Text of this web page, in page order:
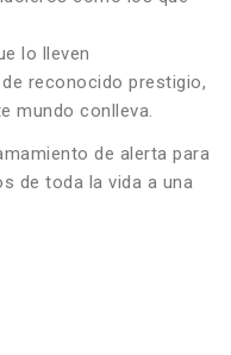
lo lleven
reconocido prestigio,
mundo conlleva.
de alerta para
de toda la vida a una